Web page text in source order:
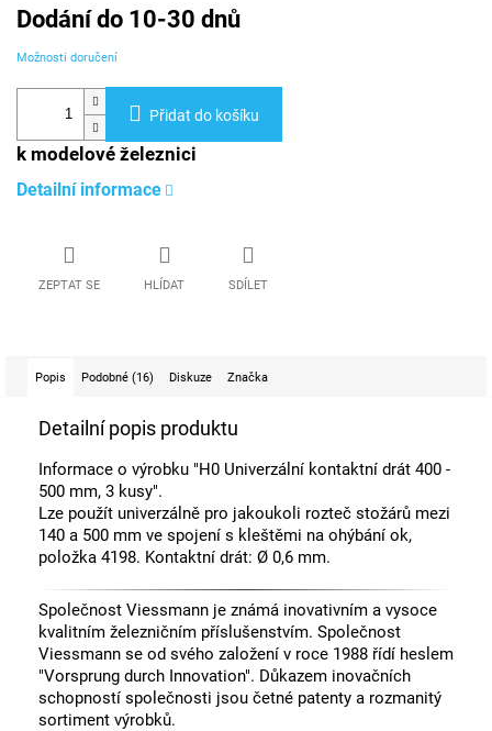
Měrná
cena:
Dodání do 10-30 dnů
Možnosti doručení
Přidat do košíku
k modelové železnici
Detailní informace
ZEPTAT SE HLÍDAT SDÍLET
Popis Podobné (16) Diskuze Značka
Detailní popis produktu
Informace o výrobku "H0 Univerzální kontaktní drát 400 -
500 mm, 3 kusy".
Lze použít univerzálně pro jakoukoli rozteč stožárů mezi
140 a 500 mm ve spojení s kleštěmi na ohýbání ok,
položka 4198. Kontaktní drát: Ø 0,6 mm.
Společnost Viessmann je známá inovativním a vysoce
kvalitním železničním příslušenstvím. Společnost
Viessmann se od svého založení v roce 1988 řídí heslem
"Vorsprung durch Innovation". Důkazem inovačních
schopností společnosti jsou četné patenty a rozmanitý
sortiment výrobků.